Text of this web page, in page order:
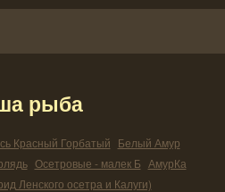
рыба
Красный Горбатый Белый Амур
Осетровые - малек Б АмурКа
Ленского осетра и Калуги)